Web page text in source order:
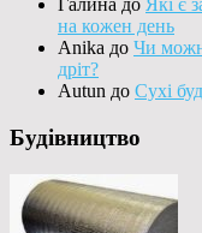
Галина до Які є
на кожен день
Anika до Чи
дріт?
Autun до Сухі
Будівництво